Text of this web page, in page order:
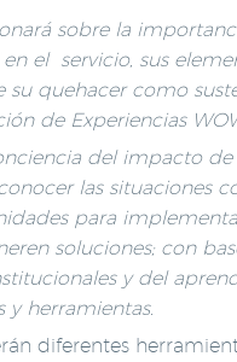
sobre la
el servicio, sus
su quehacer como
de Experiencias
del impacto
las situaciones
para
soluciones; con
y del
y herramientas.
diferentes